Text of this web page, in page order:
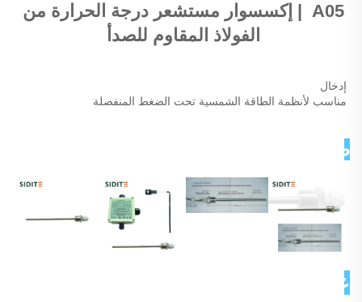
A05
|
الفولاذ المقاوم للصدأ
إدخال
مناسب لأنظمة الطاقة الشمسية تحت الضغط المنفصلة
صور تفصيلية
عن شركتنا